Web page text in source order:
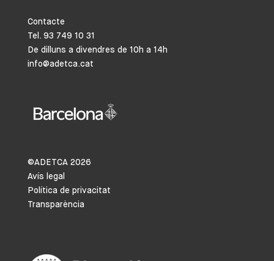
Contacte
Tel. 93 749 10 31
De dilluns a divendres de 10h a 14h
info@adetca.cat
©ADETCA 2026
Avís legal
Política de privacitat
Transparència